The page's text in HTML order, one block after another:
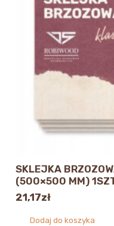
SKLEJKA
(500×500 MM)
21,17zł
Dodaj do koszyka